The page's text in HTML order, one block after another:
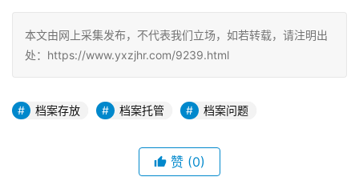
本文由网上采集发布，不代表我们立场，如若转载，请注明出
处：https://www.yxzjhr.com/9239.html
档案存放 档案托管 档案问题
赞 (0)